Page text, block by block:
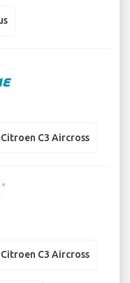
Citroen C3 Aircross
Citroen C3 Aircross